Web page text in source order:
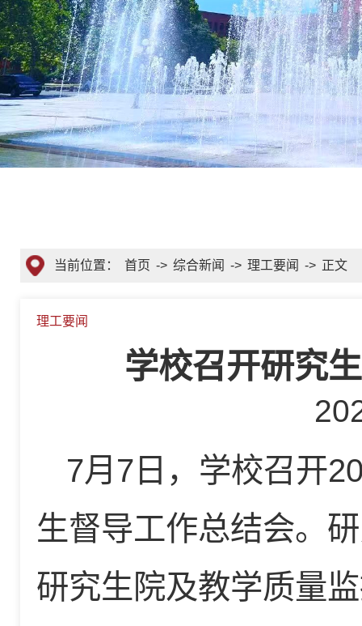
当前位置： 首页 -> 综合新闻 -> 理工要闻 -> 正文
理工要闻
学校召开研究
7月7日，学校召开
生督导工作总结会。
研究生院及教学质量